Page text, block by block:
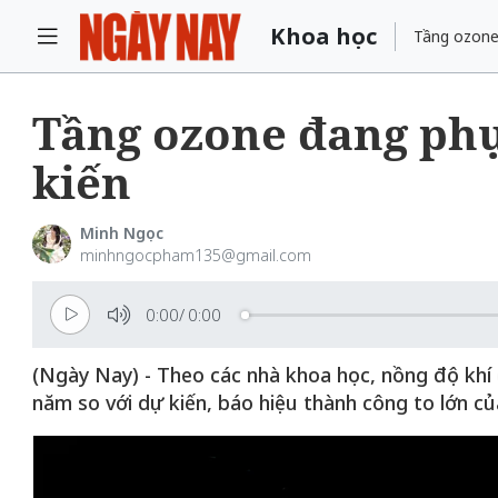
Khoa học Tầng
Tầng ozone đang
kiến
Minh Ngọc
minhngocpham135@gmail.com
0:00/ 0:00
(Ngày Nay) - Theo các nhà khoa học, nồng độ
năm so với dự kiến, báo hiệu thành công to lớn